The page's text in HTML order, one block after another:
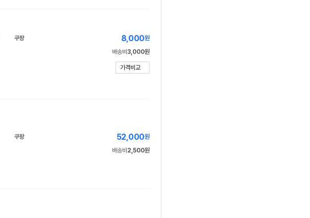
쿠팡 8,000원
배송비 3,000원
가격비교
쿠팡 52,000원
배송비 2,500원